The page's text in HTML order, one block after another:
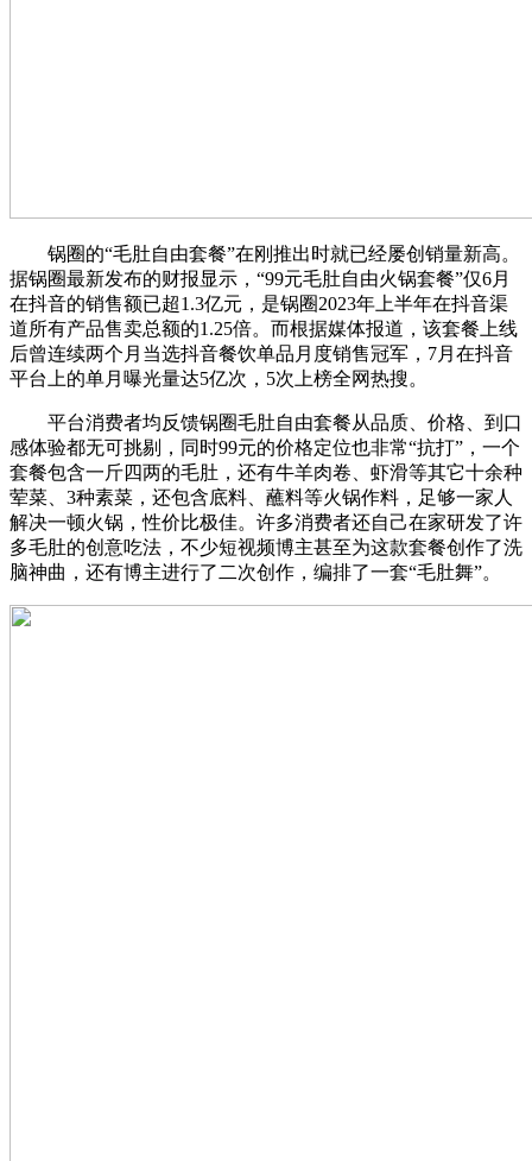
锅圈的“毛肚自由套餐”在刚推出时就已经屡创销量新高。
据锅圈最新发布的财报显示，“99元毛肚自由火锅套餐”仅6月
在抖音的销售额已超1.3亿元，是锅圈2023年上半年在抖音渠
道所有产品售卖总额的1.25倍。而根据媒体报道，该套餐上线
后曾连续两个月当选抖音餐饮单品月度销售冠军，7月在抖音
平台上的单月曝光量达5亿次，5次上榜全网热搜。
平台消费者均反馈锅圈毛肚自由套餐从品质、价格、到口
感体验都无可挑剔，同时99元的价格定位也非常“抗打”，一个
套餐包含一斤四两的毛肚，还有牛羊肉卷、虾滑等其它十余种
荤菜、3种素菜，还包含底料、蘸料等火锅作料，足够一家人
解决一顿火锅，性价比极佳。许多消费者还自己在家研发了许
多毛肚的创意吃法，不少短视频博主甚至为这款套餐创作了洗
脑神曲，还有博主进行了二次创作，编排了一套“毛肚舞”。